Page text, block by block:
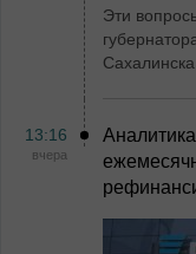
Эти
13:16
вчера